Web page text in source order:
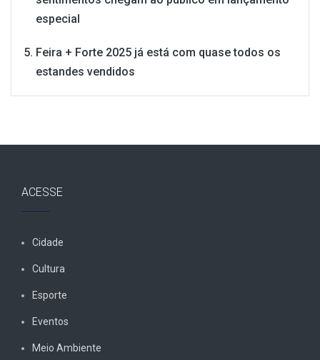
especial
Feira + Forte 2025 já está com quase todos os
estandes vendidos
ACESSE
Cidade
Cultura
Esporte
Eventos
Meio Ambiente